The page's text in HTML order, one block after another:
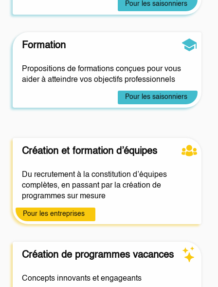
Pour les saisonniers
Formation
Propositions de formations conçues pour vous
aider à atteindre vos objectifs professionnels
Pour les saisonniers
Création et formation d’équipes
Du recrutement à la constitution d’équipes
complètes, en passant par la création de
programmes sur mesure
Pour les entreprises
Création de programmes vacances
Concepts innovants et engageants